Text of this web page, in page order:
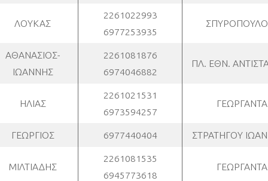
ΛΟΥΚΑΣ
2261022993
6977253935
ΑΘΑΝΑΣΙΟΣ-
ΙΩΑΝΝΗΣ
2261081876
6974046882
ΠΛ. ΕΘΝ.
ΗΛΙΑΣ
2261021531
6973594257
ΓΕΩΡΓΙΟΣ 6977440404 ΣΤΡΑΤΗΓΟΥ
ΜΙΛΤΙΑΔΗΣ
2261081535
6945773618